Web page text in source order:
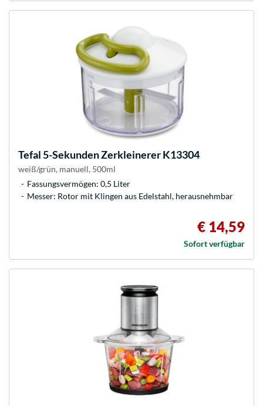
Tefal5-Sekunden Zerkleinerer K13304
weiß/grün, manuell, 500ml
Fassungsvermögen: 0,5 Liter
Messer: Rotor mit Klingen aus Edelstahl, herausnehmbar
€ 14,59
Sofort verfügbar